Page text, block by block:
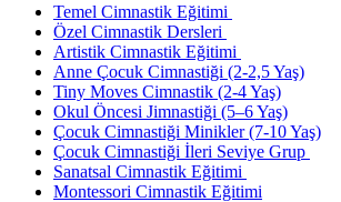
Temel Cimnastik Eğitimi
Özel Cimnastik Dersleri
Artistik Cimnastik Eğitimi
Anne Çocuk Cimnastiği (2-2,5 Yaş)
Tiny Moves Cimnastik (2-4 Yaş)
Okul Öncesi Jimnastiği (5–6 Yaş)
Çocuk Cimnastiği Minikler (7-10 Yaş)
Çocuk Cimnastiği İleri Seviye Grup
Sanatsal Cimnastik Eğitimi
Montessori Cimnastik Eğitimi